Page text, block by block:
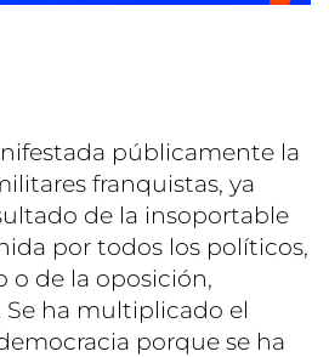
públicamente la
franquistas, ya
de la insoportable
por todos los políticos,
o de la oposición,
Se ha multiplicado el
porque se ha